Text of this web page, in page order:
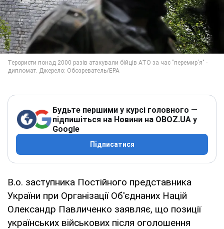
Будьте першими у курсі головного —
підпишіться на Новини на OBOZ.UA у
Google
Підписатися
В.о. заступника Постійного представника
України при Організації Об'єднаних Націй
Олександр Павличенко заявляє, що позиції
українських військових після оголошення